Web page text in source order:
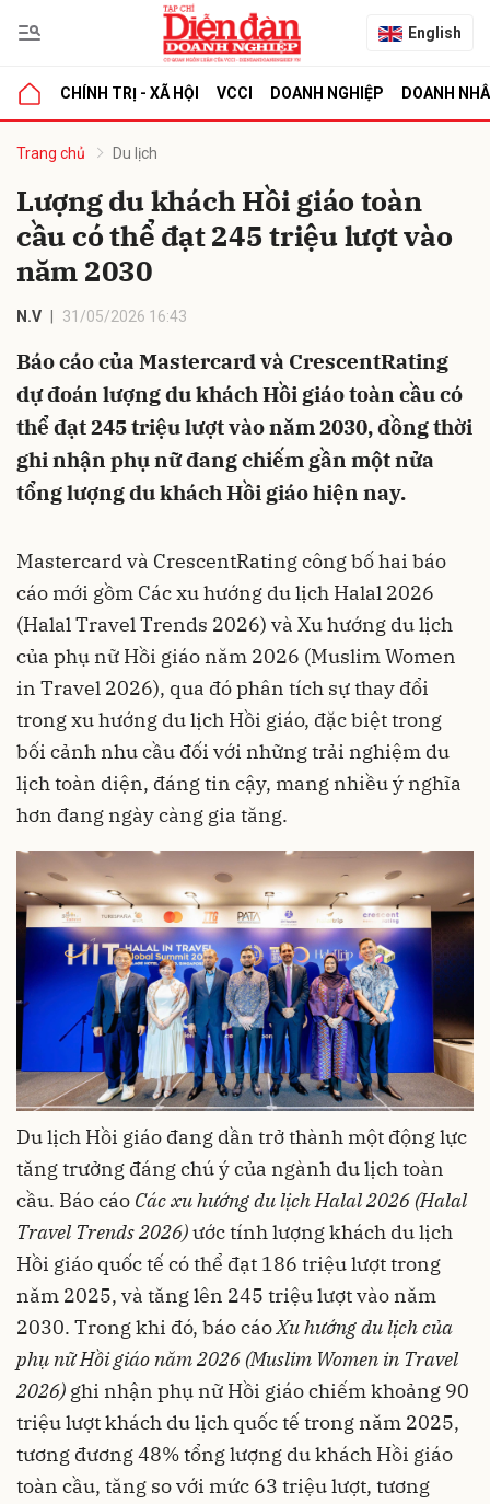
English
CHÍNH TRỊ - XÃ HỘI VCCI DOANH NGHIỆP DOANH
Trang chủ Du lịch
Lượng du khách Hồi giáo toàn
cầu có thể đạt 245 triệu lượt vào
năm 2030
N.V 31/05/2026 16:43
Báo cáo của Mastercard và CrescentRating
dự đoán lượng du khách Hồi giáo toàn cầu có
thể đạt 245 triệu lượt vào năm 2030, đồng thời
ghi nhận phụ nữ đang chiếm gần một nửa
tổng lượng du khách Hồi giáo hiện nay.
Mastercard và CrescentRating công bố hai báo
cáo mới gồm Các xu hướng du lịch Halal 2026
(Halal Travel Trends 2026) và Xu hướng du lịch
của phụ nữ Hồi giáo năm 2026 (Muslim Women
in Travel 2026), qua đó phân tích sự thay đổi
trong xu hướng du lịch Hồi giáo, đặc biệt trong
bối cảnh nhu cầu đối với những trải nghiệm du
lịch toàn diện, đáng tin cậy, mang nhiều ý nghĩa
hơn đang ngày càng gia tăng.
Du lịch Hồi giáo đang dần trở thành một động lực
tăng trưởng đáng chú ý của ngành du lịch toàn
cầu. Báo cáo Các xu hướng du lịch Halal 2026 (Halal
Travel Trends 2026)ước tính lượng khách du lịch
Hồi giáo quốc tế có thể đạt 186 triệu lượt trong
năm 2025, và tăng lên 245 triệu lượt vào năm
2030. Trong khi đó, báo cáoXu hướng du lịch của
phụ nữ Hồi giáo năm 2026 (Muslim Women in Travel
2026) ghi nhận phụ nữ Hồi giáo chiếm khoảng 90
triệu lượt khách du lịch quốc tế trong năm 2025,
tương đương 48% tổng lượng du khách Hồi giáo
toàn cầu, tăng so với mức 63 triệu lượt, tương
luận
Hủy